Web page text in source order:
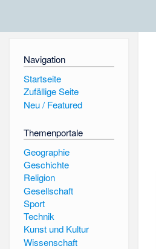
Navigation
Startseite
Zufällige Seite
Neu / Featured
Themenportale
Geographie
Geschichte
Religion
Gesellschaft
Sport
Technik
Kunst und Kultur
Wissenschaft